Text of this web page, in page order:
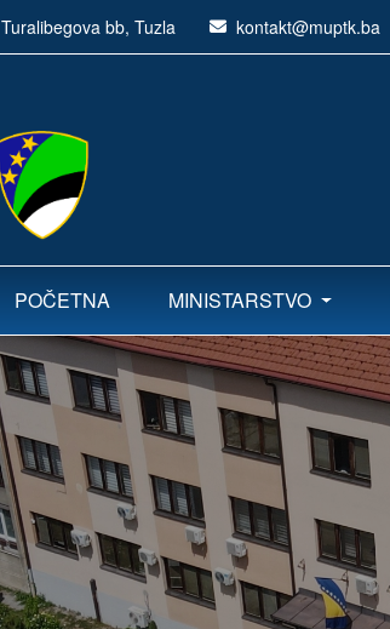
Turalibegova bb, Tuzla kontakt@muptk.ba
POČETNA MINISTARSTVO